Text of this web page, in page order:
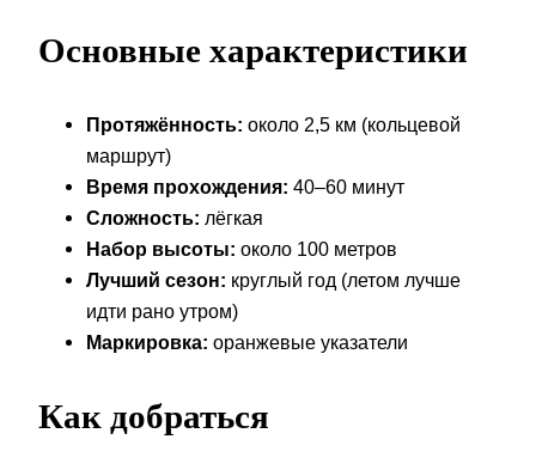
Основные характеристики
Протяжённость: около 2,5 км (кольцевой
маршрут)
Время прохождения: 40–60 минут
Сложность: лёгкая
Набор высоты: около 100 метров
Лучший сезон: круглый год (летом лучше
идти рано утром)
Маркировка: оранжевые указатели
Как добраться